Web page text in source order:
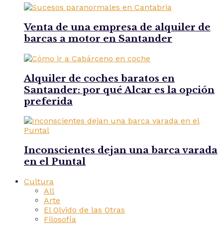
Venta de una empresa de alquiler de
barcas a motor en Santander
Alquiler de coches baratos en
Santander: por qué Alcar es la opción
preferida
Inconscientes dejan una barca varada
en el Puntal
Cultura
All
Arte
El Olvido de las Otras
Filosofía